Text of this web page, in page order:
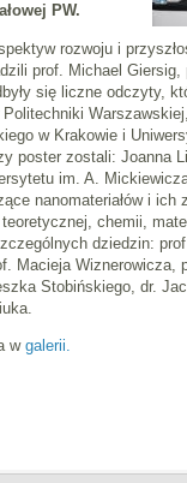
PW.
rozwoju i
prof. Michael
się liczne odczyty,
w Krakowie i
poster zostali: Joanna
im. A.
nanomateriałów i ich
chemii,
dziedzin:
Macieja Wiznerowicza,
Stobińskiego, dr.
wgalerii.